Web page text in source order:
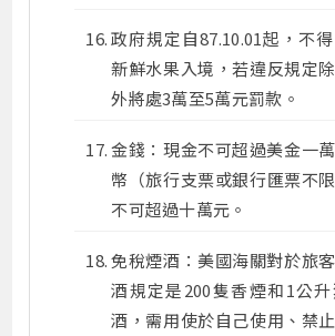
政府規定自87.10.01起，不
新鮮水果入境，若違反規定
外將處3萬至5萬元罰款。
金錢：現金不可超過美金一
幣（旅行支票或銀行匯票不
不可超過十萬元。
免稅煙酒：美國海關對於旅
酒規定是200隻香煙和1公
酒，需用使於自己使用、禁